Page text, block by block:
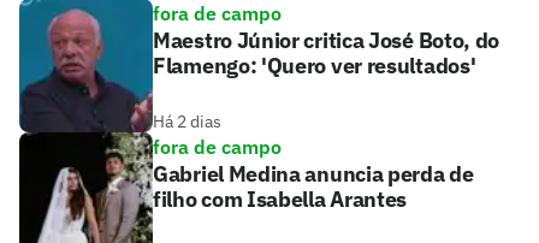
fora de campo
Maestro Júnior critica José Boto, do
Flamengo: 'Quero ver resultados'
Há 2 dias
fora de campo
Gabriel Medina anuncia perda de
filho com Isabella Arantes